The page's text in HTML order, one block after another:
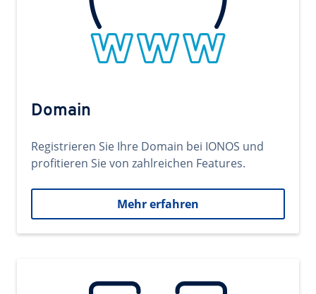
Domain
Registrieren Sie Ihre Domain bei IONOS und
profitieren Sie von zahlreichen Features.
Mehr erfahren